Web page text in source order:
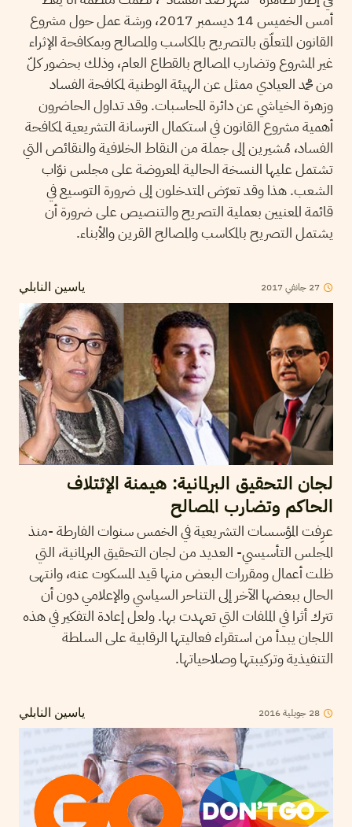
أمس الخميس 14 ديسمبر 2017، ورشة عمل حول مشروع
القانون المتعلّق بالتصريح بالمكاسب والمصالح وبمكافحة الإثراء
غير المشروع وتضارب المصالح بالقطاع العام، وذلك بحضور كلّ
من محمد العيادي ممثل عن الهيئة الوطنية لمكافحة الفساد
وزهرة الخياشي عن دائرة المحاسبات. وقد تداول الحاضرون
أهمية مشروع القانون في استكمال الترسانة التشريعية لمكافحة
الفساد، مُشيرين إلى جملة من النقاط الخلافية والنقائص التي
تشتمل عليها النسخة الحالية المعروضة على مجلس نوّاب
الشعب. هذا وقد تعرّض المتدخلون إلى ضرورة التوسيع في
قائمة المعنيين بعملية التصريح والتنصيص على ضرورة أن
يشتمل التصريح بالمكاسب والمصالح القرين والأبناء.
ياسين النابلي 27 جانفي2017
لجان التحقيق البرلمانية: هيمنة الإئتلاف
الحاكم وتضارب المصالح
عرِفت المؤسسات التشريعية في الخمس سنوات الفارطة -منذ
المجلس التأسيسي- العديد من لجان التحقيق البرلمانية، التي
ظلت أعمال ومقررات البعض منها قيد المسكوت عنه، وانتهى
الحال ببعضها الآخر إلى التناحر السياسي والإعلامي دون أن
تترك أثرا في الملفات التي تعهدت بها. ولعل إعادة التفكير في هذه
اللجان يبدأ من استقراء فعاليتها الرقابية على السلطة
التنفيذية وتركيبتها وصلاحياتها.
ياسين النابلي 28 جويلية2016